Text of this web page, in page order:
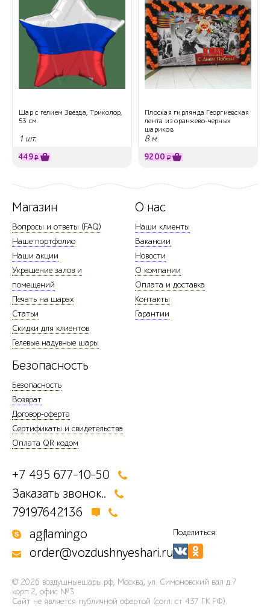
Шар с гелием Звезда, Триколор,
53 см.
1 шт.
449₽
Плоская гирлянда Георгиевская
лента из оранжево-черных
шариков
8 м.
9200 ₽
Магазин
Вопросы и ответы (FAQ)
Наше портфолио
Наши акции
Украшение залов и
помещений
Печать на шарах
Статьи
Скидки для клиентов
Гелевые надувные шары
О нас
Наши клиенты
Вакансии
Новости
О компании
Оплата и доставка
Контакты
Гарантии
Безопасность
Безопасность
Возврат
Договор-оферта
Сертификаты и свидетельства
Оплата QR кодом
+7 495 677-10-50
Заказать звонок..
79197642136
agflamingo
order@vozdushnyeshari.ru
Поделиться:
© 2026 воздушныешары.рф, Москва, ул. Симоновский вал д.7
корп.2, офис №3
Сайт не является публичной офертой (согл. ст 437 ГК РФ).